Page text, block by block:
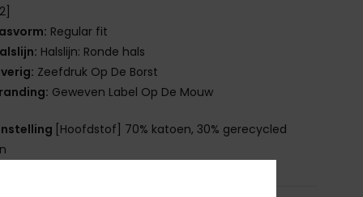
Regular fit
Halslijn: Ronde hals
Zeefdruk Op De Borst
Geweven Label Op De Mouw
[Hoofdstof] 70% katoen, 30% gerecycled